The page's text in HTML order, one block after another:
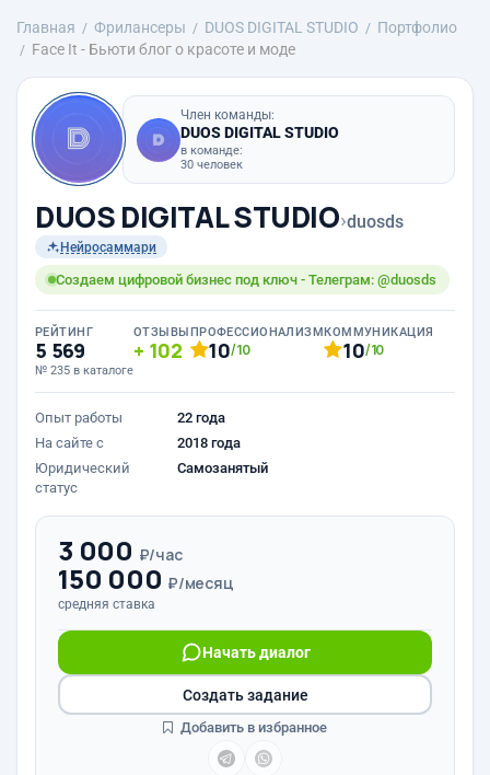
Главная Фрилансеры DUOS DIGITAL STUDIO
Портфолио
Face It - Бьюти блог о красоте и моде
Член команды:
DUOS DIGITAL STUDIO
в команде:
30 человек
DUOS DIGITAL STUDIO›duosds
Нейросаммари
Создаем цифровой бизнес под ключ - Телеграм: @duosds
РЕЙТИНГ
5 569
№ 235 в каталоге
ОТЗЫВЫ
102
ПРОФЕССИОНАЛИЗМ
10/10
КОММУНИКАЦИЯ
10/10
Опыт работы
22 года
На сайте с
2018 года
Юридический
статус
Самозанятый
3 000 ₽/час
150 000 ₽/месяц
средняя ставка
Начать диалог
Создать задание
Добавить в избранное